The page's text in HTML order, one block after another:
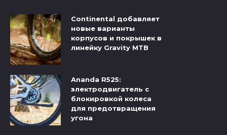
Continental добавляет
новые варианты
корпусов и покрышек в
линейку Gravity MTB
Ananda R525:
электродвигатель с
блокировкой колеса
для предотвращения
угона